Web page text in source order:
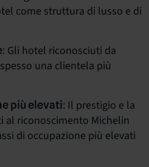
come struttura di lusso e di
: Gli hotel riconosciuti da
una clientela più
più elevati: Il prestigio e la
al riconoscimento Michelin
di occupazione più elevati